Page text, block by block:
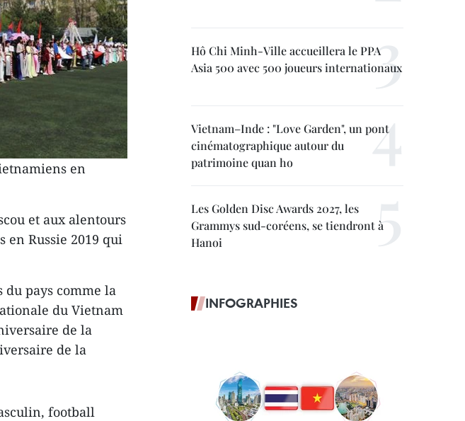
en
et aux alentours
Russie 2019 qui
pays comme la
du Vietnam
de la
de la
football
Hô Chi Minh-Ville accueillera le PPA
Asia 500 avec 500 joueurs internationaux
Vietnam–Inde : "Love Garden", un pont
cinématographique autour du
patrimoine quan ho
Les Golden Disc Awards 2027, les
Grammys sud-coréens, se tiendront à
Hanoi
INFOGRAPHIES